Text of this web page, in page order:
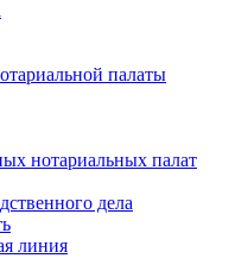
палаты
нотариальных палат
дела
линия